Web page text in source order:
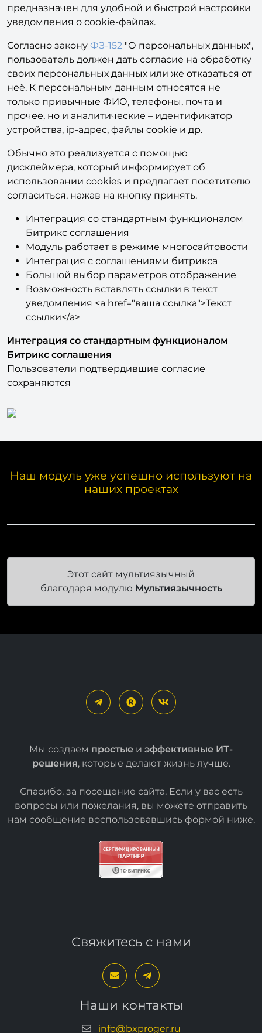
предназначен для удобной и быстрой настройки
уведомления о cookie-файлах.
Согласно закону ФЗ-152 "О персональных данных",
пользователь должен дать согласие на обработку
своих персональных данных или же отказаться от
неё. К персональным данным относятся не
только привычные ФИО, телефоны, почта и
прочее, но и аналитические – идентификатор
устройства, ip-адрес, файлы cookie и др.
Обычно это реализуется с помощью
дисклеймера, который информирует об
использовании cookies и предлагает посетителю
согласиться, нажав на кнопку принять.
Интеграция со стандартным функционалом
Битрикс соглашения
Модуль работает в режиме многосайтовости
Интеграция с соглашениями битрикса
Большой выбор параметров отображение
Возможность вставлять ссылки в текст
уведомления <a href="ваша ссылка">Текст
ссылки</a>
Интеграция со стандартным функционалом
Битрикс соглашения
Пользователи подтвердившие согласие
сохраняются
Наш модуль уже успешно используют на
наших проектах
Этот сайт мультиязычный
благодаря модулю Мультиязычность
Мы создаем простые и эффективные ИТ-
решения, которые делают жизнь лучше.
Спасибо, за посещение сайта. Если у вас есть
вопросы или пожелания, вы можете отправить
нам сообщение воспользовавшись формой ниже.
Свяжитесь с нами
Наши контакты
info@bxproger.ru